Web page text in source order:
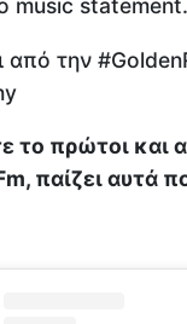
music statement.
από την
το πρώτοι και
παίζει αυτά